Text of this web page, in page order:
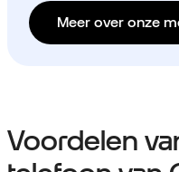
Meer over onze
Voordelen